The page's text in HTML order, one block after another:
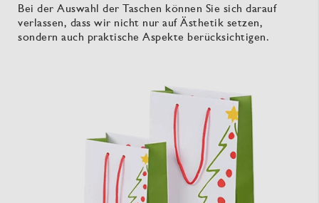
Bei der Auswahl der Taschen können Sie sich darauf
verlassen, dass wir nicht nur auf Ästhetik setzen,
sondern auch praktische Aspekte berücksichtigen.